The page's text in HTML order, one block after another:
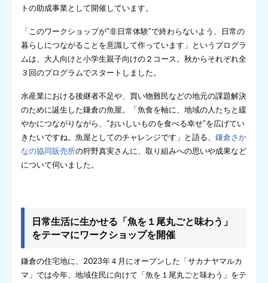
トの助成事業として開催しています。
「このワークショップが”非日常体験”で終わらないよう、日常の
暮らしにつながることを意識して作っています」というプログラ
ムは、大人向けと小学生親子向けの２コース。秋からそれぞれ全
３回のプログラムでスタートしました。
水産業における後継者不足や、買い物難民などの地元の課題解決
のために誕生した鎌倉の魚屋。「魚食を軸に、地域の人たちと緩
やかにつながりながら、“おいしいものを食べる幸せ”を広げてい
きたいですね。魚屋としてのチャレンジです」と語る、 鎌倉さか
なの協同販売所の狩野真実さんに、取り組みへの思いや成果など
について伺いました。
日常生活に生かせる「魚を１尾丸ごと味わう」
をテーマにワークショップを開催
鎌倉の住宅地に、2023年４月にオープンした「サカナヤマルカ
マ」では今年、地域住民に向けて「魚を１尾丸ごと味わう」をテ